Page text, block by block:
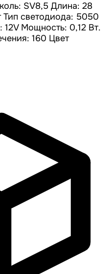
SV8,5 Длина: 28
светодиода: 5050
Мощность: 0,12 Вт.
160 Цвет